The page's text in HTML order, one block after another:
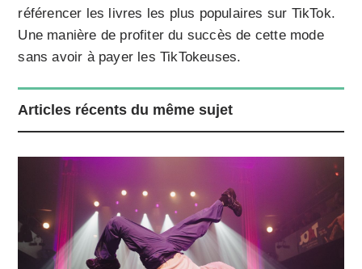
référencer les livres les plus populaires sur TikTok.
Une manière de profiter du succès de cette mode
sans avoir à payer les TikTokeuses.
Articles récents du même sujet